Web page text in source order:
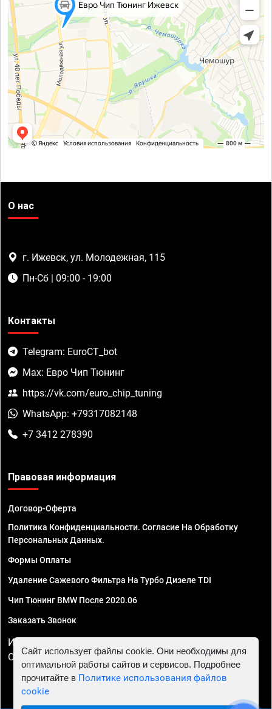
О нас
г. Ижевск, ул. Молодежная, 115
Пн-Сб | 09:00 - 19:00
Контакты
Telegram: EuroCT_bot
Max: Евро Чип Тюнинг
https://vk.com/euro_chip_tuning
WhatsApp: +79317082148
+7 3412 278390
Правовая информация
Договор-Оферта
Политика Конфиденциальности. Согласие На Обработку
Персональных Данных.
Формы Оплаты
Удаление Сажевого Фильтра На Турбо Дизеле TDI
Чип Тюнинг BMW После 2020.06
Заказать Звонок
ИП Смирнов Георгий Павлович. ИНН 781302555843,
ОГРНИП 324470400032610
Сайт использует файлы cookie. Они необходимы для
оптимальной работы сайтов и сервисов. Подробнее
прочитайте в Политике использования файлов
cookie